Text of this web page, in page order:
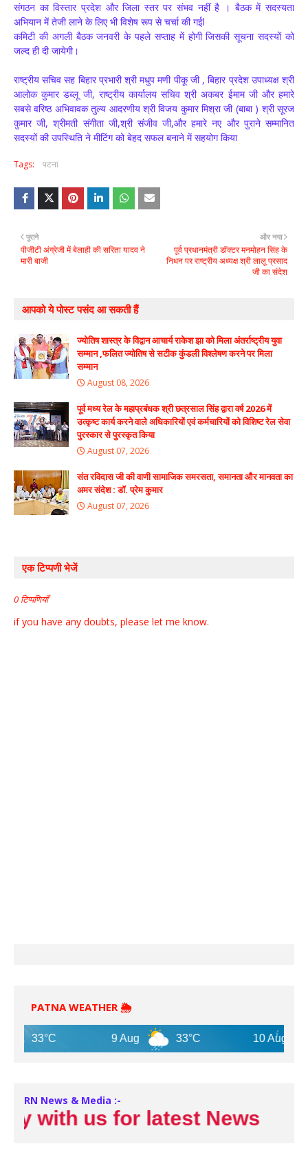
संगठन का विस्तार प्रदेश और जिला स्तर पर संभव नहीं है । बैठक में सदस्यता
अभियान में तेजी लाने के लिए भी विशेष रूप से चर्चा की गईl
कमिटी की अगली बैठक जनवरी के पहले सप्ताह में होगी जिसकी सूचना सदस्यों को
जल्द ही दी जायेगी।
राष्ट्रीय सचिव सह बिहार प्रभारी श्री मधुप मणी पीकू जी , बिहार प्रदेश उपाध्यक्ष श्री
आलोक कुमार डब्लू जी, राष्ट्रीय कार्यालय सचिव श्री अकबर ईमाम जी और हमारे
सबसे वरिष्ठ अभिवावक तुल्य आदरणीय श्री विजय कुमार मिश्रा जी (बाबा ) श्री सूरज
कुमार जी, श्रीमती संगीता जी,श्री संजीव जी,और हमारे नए और पुराने सम्मानित
सदस्यों की उपस्थिति ने मीटिंग को बेहद सफल बनाने में सहयोग किया
Tags: पटना
और नया
पूर्व प्रधानमंत्री डॉक्टर मनमोहन सिंह के
निधन पर राष्ट्रीय अध्यक्ष श्री लालू प्रसाद
जी का संदेश
पुराने
पीजीटी अंग्रेजी में बेलाही की सरिता यादव ने
मारी बाजी
आपको ये पोस्ट पसंद आ सकती हैं
ज्योतिष शास्त्र के विद्वान आचार्य राकेश झा को मिला अंतर्राष्ट्रीय युवा
सम्मान ,फलित ज्योतिष से सटीक कुंडली विश्लेषण करने पर मिला
सम्मान
August 08, 2026
पूर्व मध्य रेल के महाप्रबंधक श्री छत्रसाल सिंह द्वारा वर्ष 2026 में
उत्कृष्ट कार्य करने वाले अधिकारियों एवं कर्मचारियों को विशिष्ट रेल सेवा
पुरस्कार से पुरस्कृत किया
August 07, 2026
संत रविदास जी की वाणी सामाजिक समरसता, समानता और मानवता का
अमर संदेश : डॉ. प्रेम कुमार
August 07, 2026
एक टिप्पणी भेजें
0 टिप्पणियाँ
if you have any doubts, please let me know.
PATNA WEATHER 🌦️
33°C 9 Aug 33°C 10 Aug
RN News & Media :-
with us for latest News